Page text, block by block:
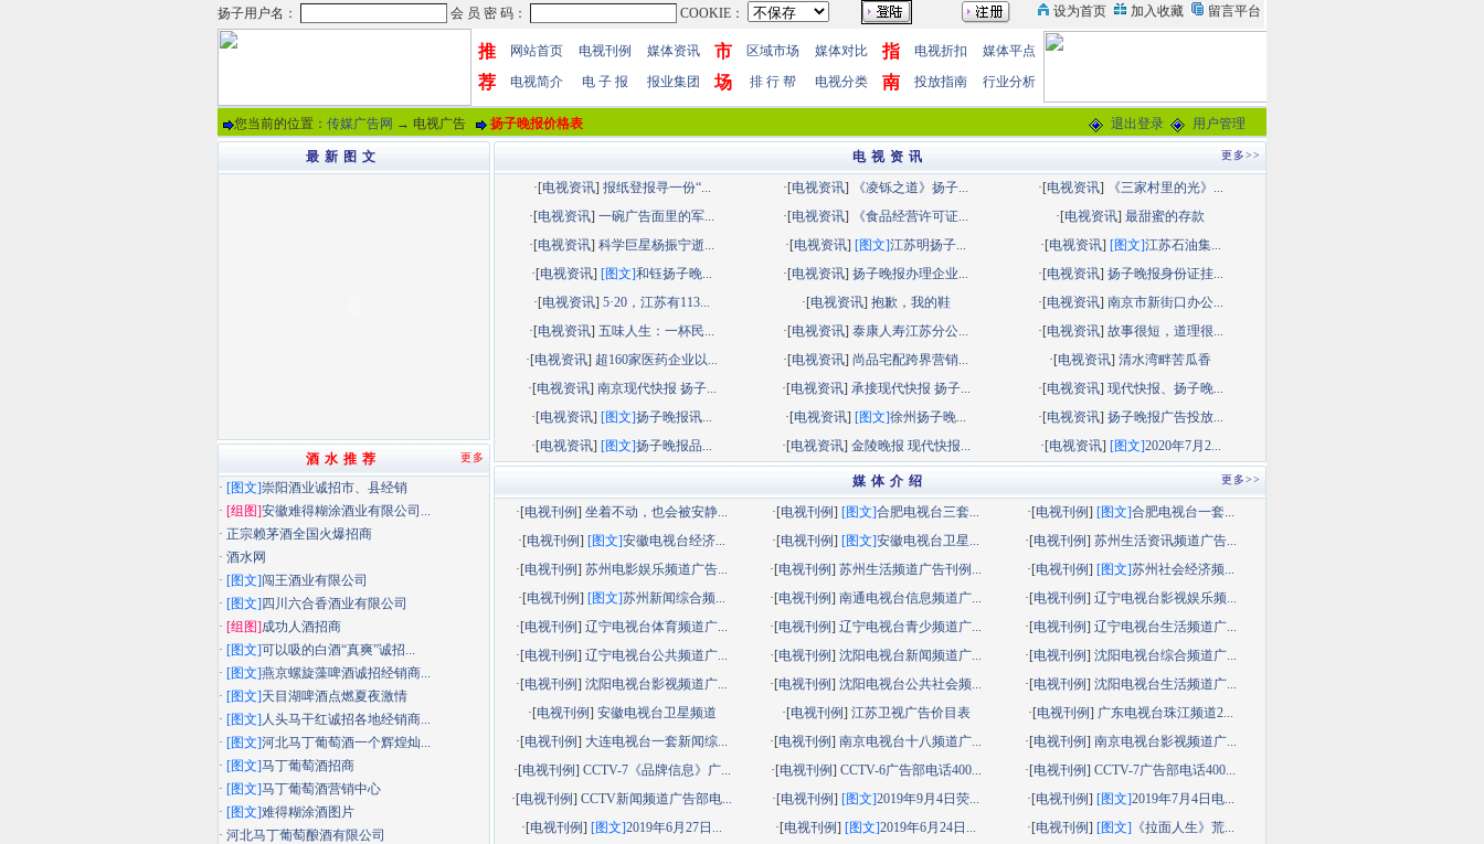
推
荐
网站首页 电视刊例 媒体资讯
市
场
区域市场 媒体对比
指
南
电视折扣
媒体平点
电视简介
电 子 报 报业集团 排 行 帮 电视分类 投放指南 行业分析
您当前的位置： 传媒广告网 → 电视广告 扬子晚报价格表 退出登录 用户管理
更多>>
电 视 资 讯
·[电视资讯] 报纸登报寻一份“... ·[电视资讯] 《凌铄之道》扬子... ·[电视资讯]
《三家村里的光》...
·[电视资讯]一碗广告面里的军... ·[电视资讯] 《食品经营许可证... ·[电视资讯]最甜蜜的存款
·[电视资讯]科学巨星杨振宁逝... ·[电视资讯] [图文]江苏明扬子... ·[电视资讯] [图文]江苏石油集...
·[电视资讯] [图文]和钰扬子晚... ·[电视资讯]扬子晚报办理企业... ·[电视资讯] 扬子晚报身份证挂...
·[电视资讯]5·20，江苏有113... ·[电视资讯] 抱歉，我的鞋 ·[电视资讯] 南京市新街口办公...
·[电视资讯]五味人生：一杯民... ·[电视资讯]泰康人寿江苏分公... ·[电视资讯] 故事很短，道理很...
·[电视资讯] 超160家医药企业以... ·[电视资讯]尚品宅配跨界营销... ·[电视资讯]清水湾畔苦瓜香
·[电视资讯] 南京现代快报 扬子... ·[电视资讯] 承接现代快报 扬子... ·[电视资讯] 现代快报、扬子晚...
·[电视资讯] [图文]扬子晚报讯... ·[电视资讯] [图文]徐州扬子晚... ·[电视资讯] 扬子晚报广告投放...
·[电视资讯] [图文]扬子晚报品... ·[电视资讯] 金陵晚报 现代快报... ·[电视资讯] [图文]2020年7月2...
更多>>
媒 体 介 绍
·[电视刊例]坐着不动，也会被安静... ·[电视刊例] [图文]合肥电视台三套... ·[电视刊例] [图文]合肥电视台一套...
·[电视刊例] [图文]安徽电视台经济... ·[电视刊例] [图文]安徽电视台卫星... ·[电视刊例] 苏州生活资讯频道广告...
·[电视刊例]苏州电影娱乐频道广告... ·[电视刊例]苏州生活频道广告刊例... ·[电视刊例] [图文]苏州社会经济频...
·[电视刊例] [图文]苏州新闻综合频... ·[电视刊例]南通电视台信息频道广... ·[电视刊例] 辽宁电视台影视娱乐频...
·[电视刊例]辽宁电视台体育频道广... ·[电视刊例]辽宁电视台青少频道广... ·[电视刊例] 辽宁电视台生活频道广...
·[电视刊例]辽宁电视台公共频道广... ·[电视刊例]沈阳电视台新闻频道广... ·[电视刊例] 沈阳电视台综合频道广...
·[电视刊例]沈阳电视台影视频道广... ·[电视刊例]沈阳电视台公共社会频... ·[电视刊例] 沈阳电视台生活频道广...
·[电视刊例] 安徽电视台卫星频道 ·[电视刊例] 江苏卫视广告价目表 ·[电视刊例] 广东电视台珠江频道2...
·[电视刊例] 大连电视台一套新闻综... ·[电视刊例]南京电视台十八频道广... ·[电视刊例] 南京电视台影视频道广...
·[电视刊例] CCTV-7《品牌信息》广... ·[电视刊例] CCTV-6广告部电话400... ·[电视刊例]CCTV-7广告部电话400...
·[电视刊例]CCTV新闻频道广告部电... ·[电视刊例] [图文]2019年9月4日荧... ·[电视刊例] [图文]2019年7月4日电...
·[电视刊例] [图文]2019年6月27日... ·[电视刊例] [图文]2019年6月24日... ·[电视刊例] [图文] 《拉面人生》荒...
最 新 图 文
更多
酒 水 推 荐
· [图文]崇阳酒业诚招市、县经销
· [组图]安徽难得糊涂酒业有限公司...
· 正宗赖茅酒全国火爆招商
· 酒水网
· [图文]闯王酒业有限公司
· [图文] 四川六合香酒业有限公司
· [组图]成功人酒招商
· [图文]可以吸的白酒“真爽”诚招...
· [图文]燕京螺旋藻啤酒诚招经销商...
· [图文]天目湖啤酒点燃夏夜激情
· [图文] 人头马干红诚招各地经销商...
· [图文]河北马丁葡萄酒一个辉煌灿...
· [图文]马丁葡萄酒招商
· [图文]马丁葡萄酒营销中心
· [图文]难得糊涂酒图片
· 河北马丁葡萄酿酒有限公司